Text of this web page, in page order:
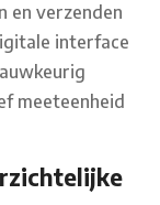
en verzenden
interface
meeteenheid